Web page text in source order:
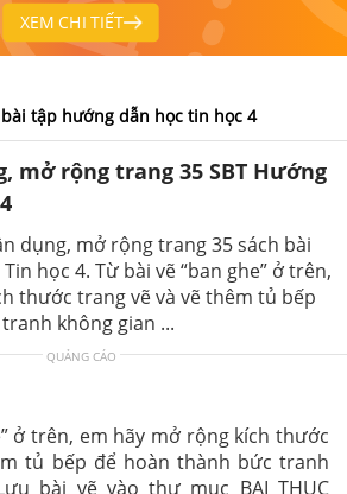
XEM CHI TIẾT
tập hướng dẫn học tin học 4
mở rộng trang 35 SBT Hướng
dụng, mở rộng trang 35 sách bài
học 4. Từ bài vẽ “ban ghe” ở trên,
thước trang vẽ và vẽ thêm tủ bếp
không gian ...
QUẢNG CÁO
ở trên, em hãy mở rộng kích thước
tủ bếp để hoàn thành bức tranh
bài vẽ vào thư mục BAI THUC